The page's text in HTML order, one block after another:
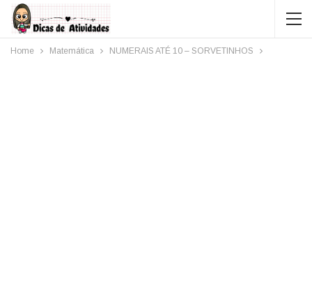
Home Matemática NUMERAIS ATÉ 10 – SORVETINHOS